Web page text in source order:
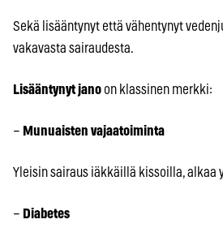
Sekä lisääntynyt että vähentynyt
vakavasta sairaudesta.
Lisääntynyt jano on klassinen merkki:
– Munuaisten vajaatoiminta
Yleisin sairaus iäkkäillä kissoilla, alkaa
– Diabetes